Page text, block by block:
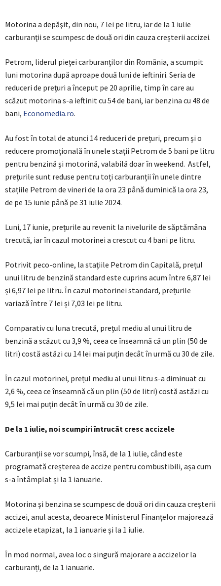
Motorina a depăşit, din nou, 7 lei pe litru, iar de la 1 iulie
carburanţii se scumpesc de două ori din cauza creșterii accizei.
Petrom, liderul pieței carburanților din România, a scumpit
luni motorina după aproape două luni de ieftiniri. Seria de
reduceri de prețuri a început pe 20 aprilie, timp în care au
scăzut motorina s-a ieftinit cu 54 de bani, iar benzina cu 48 de
bani, Economedia.ro.
Au fost în total de atunci 14 reduceri de prețuri, precum și o
reducere promoțională în unele stații Petrom de 5 bani pe litru
pentru benzină și motorină, valabilă doar în weekend. Astfel,
prețurile sunt reduse pentru toți carburanții în unele dintre
stațiile Petrom de vineri de la ora 23 până duminică la ora 23,
de pe 15 iunie până pe 31 iulie 2024.
Luni, 17 iunie, prețurile au revenit la nivelurile de săptămâna
trecută, iar în cazul motorinei a crescut cu 4 bani pe litru.
Potrivit peco-online, la stațiile Petrom din Capitală, prețul
unui litru de benzină standard este cuprins acum între 6,87 lei
și 6,97 lei pe litru. În cazul motorinei standard, prețurile
variază între 7 lei și 7,03 lei pe litru.
Comparativ cu luna trecută, prețul mediu al unui litru de
benzină a scăzut cu 3,9 %, ceea ce înseamnă că un plin (50 de
litri) costă astăzi cu 14 lei mai puțin decât în urmă cu 30 de zile.
În cazul motorinei, prețul mediu al unui litru s-a diminuat cu
2,6 %, ceea ce înseamnă că un plin (50 de litri) costă astăzi cu
9,5 lei mai puțin decât în urmă cu 30 de zile.
De la 1 iulie, noi scumpiri întrucât cresc accizele
Carburanții se vor scumpi, însă, de la 1 iulie, când este
programată creșterea de accize pentru combustibili, așa cum
s-a întâmplat și la 1 ianuarie.
Motorina și benzina se scumpesc de două ori din cauza creșterii
accizei, anul acesta, deoarece Ministerul Finanțelor majorează
accizele etapizat, la 1 ianuarie și la 1 iulie.
În mod normal, avea loc o singură majorare a accizelor la
carburanți, de la 1 ianuarie.